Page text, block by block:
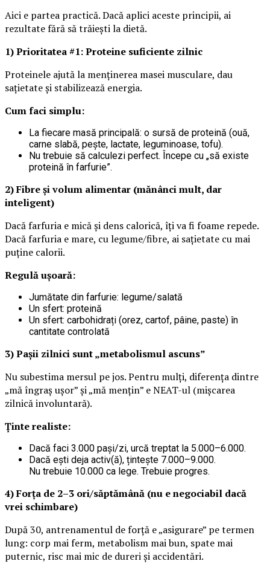
Aici e partea practică. Dacă aplici aceste principii, ai
rezultate fără să trăiești la dietă.
1) Prioritatea #1: Proteine suficiente zilnic
Proteinele ajută la menținerea masei musculare, dau
sațietate și stabilizează energia.
Cum faci simplu:
La fiecare masă principală: o sursă de proteină (ouă,
carne slabă, pește, lactate, leguminoase, tofu).
Nu trebuie să calculezi perfect. Începe cu „să existe
proteină în farfurie”.
2) Fibre și volum alimentar (mănânci mult, dar
inteligent)
Dacă farfuria e mică și dens calorică, îți va fi foame repede.
Dacă farfuria e mare, cu legume/fibre, ai sațietate cu mai
puține calorii.
Regulă ușoară:
Jumătate din farfurie: legume/salată
Un sfert: proteină
Un sfert: carbohidrați (orez, cartof, pâine, paste) în
cantitate controlată
3) Pașii zilnici sunt „metabolismul ascuns”
Nu subestima mersul pe jos. Pentru mulți, diferența dintre
„mă îngraș ușor” și „mă mențin” e NEAT-ul (mișcarea
zilnică involuntară).
Ținte realiste:
Dacă faci 3.000 pași/zi, urcă treptat la 5.000–6.000.
Dacă ești deja activ(ă), țintește 7.000–9.000.
Nu trebuie 10.000 ca lege. Trebuie progres.
4) Forța de 2–3 ori/săptămână (nu e negociabil dacă
vrei schimbare)
După 30, antrenamentul de forță e „asigurare” pe termen
lung: corp mai ferm, metabolism mai bun, spate mai
puternic, risc mai mic de dureri și accidentări.